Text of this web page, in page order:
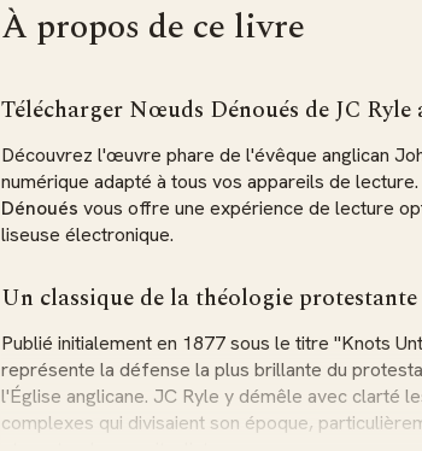
À propos de ce livre
Télécharger Nœuds Dénoués de JC
Découvrez l'œuvre phare de l'évêque anglican
numérique adapté à tous vos appareils de
Dénoués vous offre une expérience de lecture
liseuse électronique.
Un classique de la théologie
Publié initialement en 1877 sous le titre "Knots
représente la défense la plus brillante du
l'Église anglicane. JC Ryle y démêle avec clarté
complexes qui divisaient son époque,